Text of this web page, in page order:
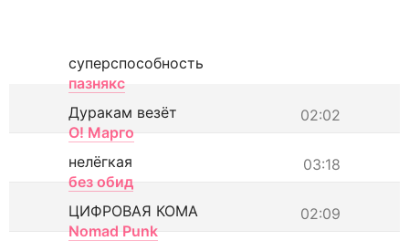
суперспособность
пазнякс
02:02
Дуракам везёт
О! Марго
03:18
нелёгкая
без обид
02:09
ЦИФРОВАЯ КОМА
Nomad Punk